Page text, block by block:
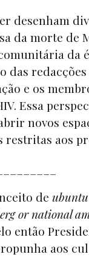
desenham
da morte de
da
das
e os
Essa
novos
restritas aos
de ubuntu
or national
então
aos